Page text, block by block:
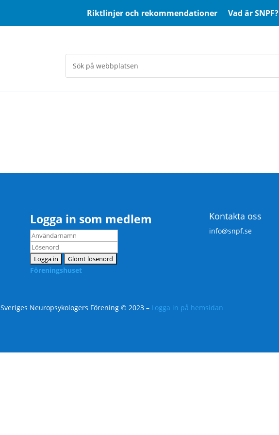
Riktlinjer och rekommendationer Vad är SNPF?
Logga in som medlem
Föreningshuset
Kontakta oss
info@snpf.se
Sveriges Neuropsykologers Förening © 2023 – Logga in på hemsidan